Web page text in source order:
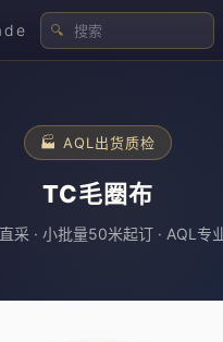
🔍
🏭 AQL出货质检
TC毛圈布
采 · 小批量50米起订 · AQL专